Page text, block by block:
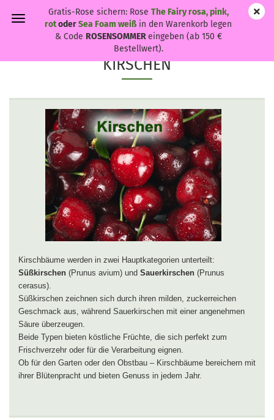
Gratis-Rose sichern: Rose The Fairy rosa, pink,
rotoderSea Foam weißin den Warenkorb legen
& Code ROSENSOMMEReingeben (ab 150 €
Bestellwert).
KIRSCHEN
Kirschbäume werden in zwei Hauptkategorien unterteilt:
Süßkirschen (Prunus avium) und Sauerkirschen (Prunus
cerasus).
Süßkirschen zeichnen sich durch ihren milden, zuckerreichen
Geschmack aus, während Sauerkirschen mit einer angenehmen
Säure überzeugen.
Beide Typen bieten köstliche Früchte, die sich perfekt zum
Frischverzehr oder für die Verarbeitung eignen.
Ob für den Garten oder den Obstbau – Kirschbäume bereichern mit
ihrer Blütenpracht und bieten Genuss in jedem Jahr.